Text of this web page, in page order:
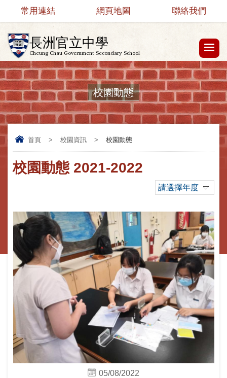
長洲官立中學
Cheung Chau Government Secondary School
常用連結 網頁地圖 聯絡我們
校園動態
首頁 > 校園資訊 > 校園動態
校園動態 2021-2022
請選擇年度
05/08/2022